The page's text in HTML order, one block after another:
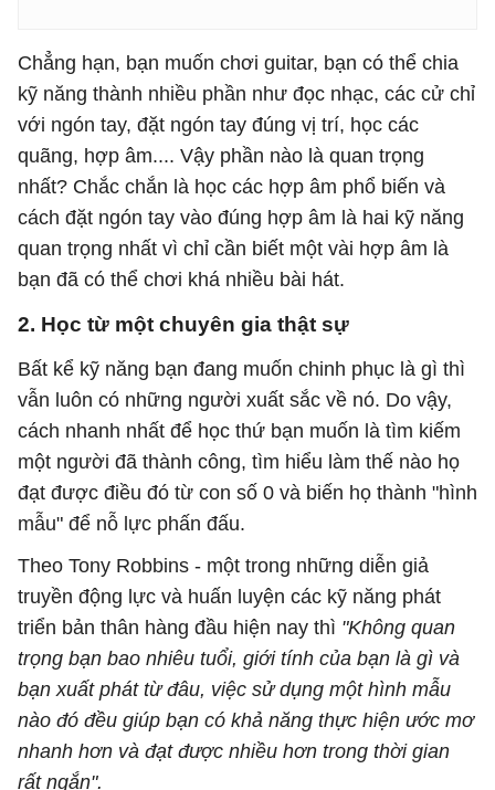
Chẳng hạn, bạn muốn chơi guitar, bạn có thể chia
kỹ năng thành nhiều phần như đọc nhạc, các cử chỉ
với ngón tay, đặt ngón tay đúng vị trí, học các
quãng, hợp âm.... Vậy phần nào là quan trọng
nhất? Chắc chắn là học các hợp âm phổ biến và
cách đặt ngón tay vào đúng hợp âm là hai kỹ năng
quan trọng nhất vì chỉ cần biết một vài hợp âm là
bạn đã có thể chơi khá nhiều bài hát.
2. Học từ một chuyên gia thật sự
Bất kể kỹ năng bạn đang muốn chinh phục là gì thì
vẫn luôn có những người xuất sắc về nó. Do vậy,
cách nhanh nhất để học thứ bạn muốn là tìm kiếm
một người đã thành công, tìm hiểu làm thế nào họ
đạt được điều đó từ con số 0 và biến họ thành "hình
mẫu" để nỗ lực phấn đấu.
Theo Tony Robbins - một trong những diễn giả
truyền động lực và huấn luyện các kỹ năng phát
triển bản thân hàng đầu hiện nay thì "Không quan
trọng bạn bao nhiêu tuổi, giới tính của bạn là gì và
bạn xuất phát từ đâu, việc sử dụng một hình mẫu
nào đó đều giúp bạn có khả năng thực hiện ước mơ
nhanh hơn và đạt được nhiều hơn trong thời gian
rất ngắn".